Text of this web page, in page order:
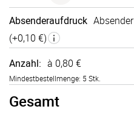
Absenderaufdruck
(+0,10 €)
Anzahl: à 0,80 €
Mindestbestellmenge: 5 Stk.
Gesamt